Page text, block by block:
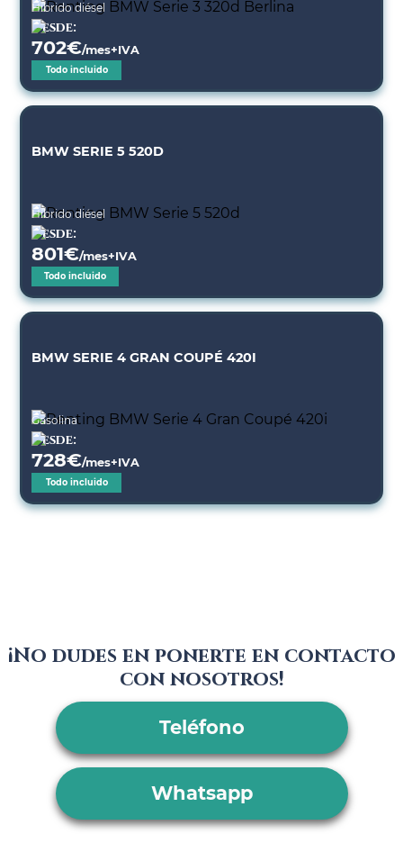
Híbrido diésel
Desde:
702€/mes+IVA
Todo incluido
BMW SERIE 5 520D
Híbrido diésel
Desde:
801€/mes+IVA
Todo incluido
BMW SERIE 4 GRAN COUPÉ 420I
Gasolina
Desde:
728€/mes+IVA
Todo incluido
¡No dudes en ponerte en contacto
con nosotros!
Teléfono
Whatsapp